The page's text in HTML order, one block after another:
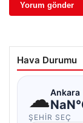
Hava Durumu
☁Ankara
ŞEHIR SEÇ